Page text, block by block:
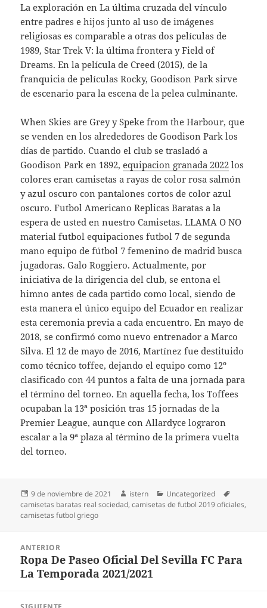
La exploración en La última cruzada del vínculo
entre padres e hijos junto al uso de imágenes
religiosas es comparable a otras dos películas de
1989, Star Trek V: la última frontera y Field of
Dreams. En la película de Creed (2015), de la
franquicia de películas Rocky, Goodison Park sirve
de escenario para la escena de la pelea culminante.
When Skies are Grey y Speke from the Harbour, que
se venden en los alrededores de Goodison Park los
días de partido. Cuando el club se trasladó a
Goodison Park en 1892,equipacion granada 2022 los
colores eran camisetas a rayas de color rosa salmón
y azul oscuro con pantalones cortos de color azul
oscuro. Futbol Americano Replicas Baratas a la
espera de usted en nuestro Camisetas. LLAMA O NO
material futbol equipaciones futbol 7 de segunda
mano equipo de fútbol 7 femenino de madrid busca
jugadoras. Galo Roggiero. Actualmente, por
iniciativa de la dirigencia del club, se entona el
himno antes de cada partido como local, siendo de
esta manera el único equipo del Ecuador en realizar
esta ceremonia previa a cada encuentro. En mayo de
2018, se confirmó como nuevo entrenador a Marco
Silva. El 12 de mayo de 2016, Martínez fue destituido
como técnico toffee, dejando el equipo como 12º
clasificado con 44 puntos a falta de una jornada para
el término del torneo. En aquella fecha, los Toffees
ocupaban la 13ª posición tras 15 jornadas de la
Premier League, aunque con Allardyce lograron
escalar a la 9ª plaza al término de la primera vuelta
del torneo.
Publicado
el
9 de noviembre de 2021 Autor
istern Categorías
Uncategorized
camisetas baratas real sociedad,camisetas de futbol 2019 oficiales,
camisetas futbol griego
entradas
ANTERIOR
Entrada
anterior:
Ropa De Paseo Oficial Del Sevilla FC Para
La Temporada 2021/2021